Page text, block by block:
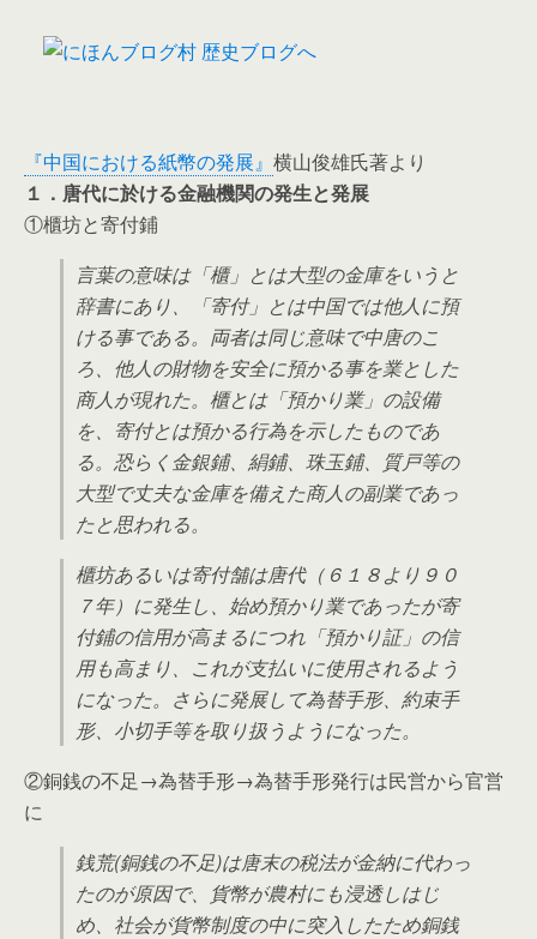
『中国における紙幣の発展』 横山俊雄氏著より
１．唐代に於ける金融機関の発生と発展
①櫃坊と寄付鋪
言葉の意味は「櫃」とは大型の金庫をいうと
辞書にあり、「寄付」とは中国では他人に預
ける事である。両者は同じ意味で中唐のこ
ろ、他人の財物を安全に預かる事を業とした
商人が現れた。櫃とは「預かり業」の設備
を、寄付とは預かる行為を示したものであ
る。恐らく金銀鋪、絹鋪、珠玉鋪、質戸等の
大型で丈夫な金庫を備えた商人の副業であっ
たと思われる。
櫃坊あるいは寄付舗は唐代（６１８より９０
７年）に発生し、始め預かり業であったが寄
付鋪の信用が高まるにつれ「預かり証」の信
用も高まり、これが支払いに使用されるよう
になった。さらに発展して為替手形、約束手
形、小切手等を取り扱うようになった。
②銅銭の不足→為替手形→為替手形発行は民営から官営
に
銭荒(銅銭の不足)は唐末の税法が金納に代わっ
たのが原因で、貨幣が農村にも浸透しはじ
め、社会が貨幣制度の中に突入したため銅銭